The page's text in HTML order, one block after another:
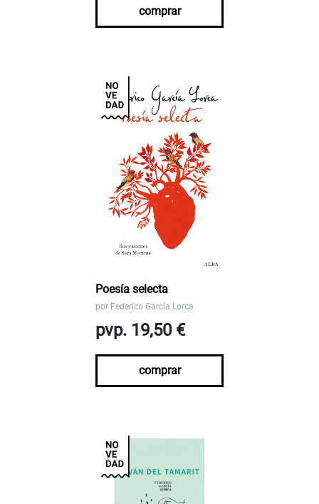
comprar
Poesía selecta
por Federico García Lorca
pvp. 19,50 €
comprar